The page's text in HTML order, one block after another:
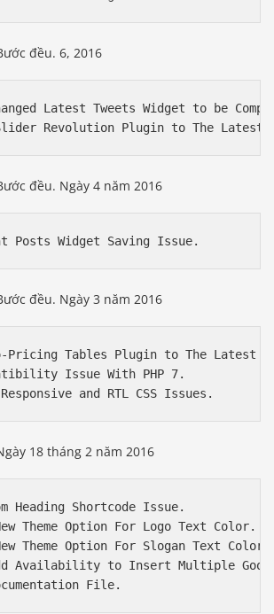
đều. 6, 2016
Latest Tweets Widget to be
đều. Ngày 4 năm 2016
đều. Ngày 3 năm 2016
Pricing Tables Plugin to The Latest
Issue With PHP 7.
18 tháng 2 năm 2016
Heading Shortcode Issue.
Theme Option For Logo Text Color.
Theme Option For Slogan Text Color.
Availability to Insert Multiple